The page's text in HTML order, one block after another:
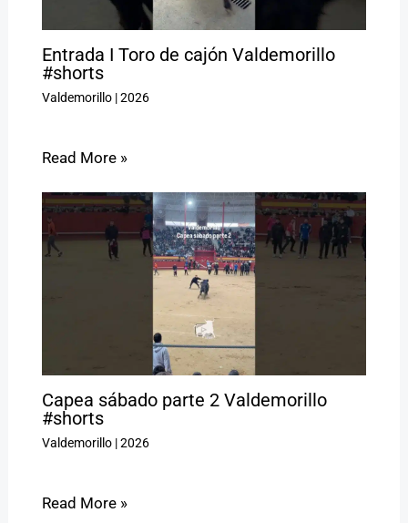
Entrada I Toro de cajón Valdemorillo
#shorts
Valdemorillo|2026
Read More »
Capea sábado parte 2 Valdemorillo
#shorts
Valdemorillo|2026
Read More »